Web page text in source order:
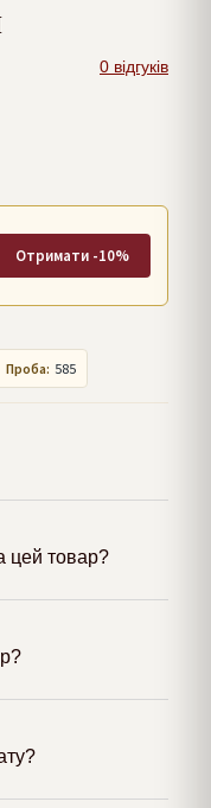
0 відгуків
Отримати -10%
Проба: 585
цей товар?